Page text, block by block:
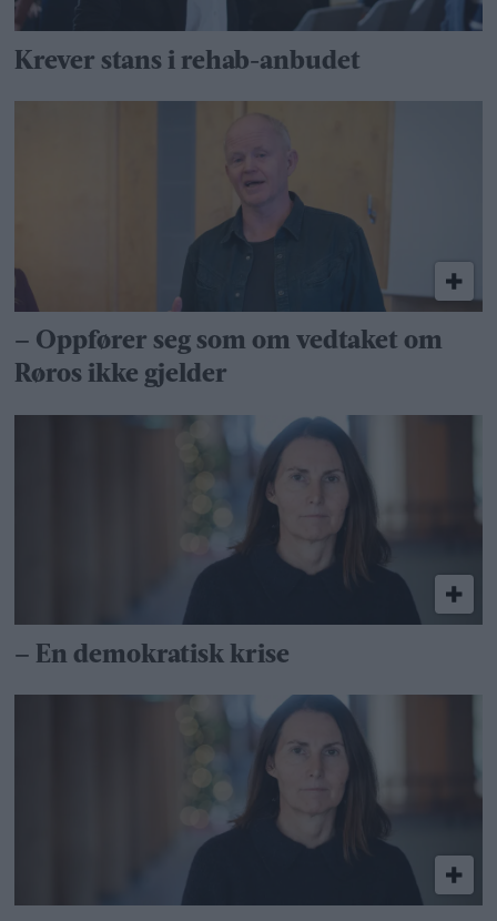
Krever stans i rehab-anbudet
– Oppfører seg som om vedtaket om
Røros ikke gjelder
– En demokratisk krise